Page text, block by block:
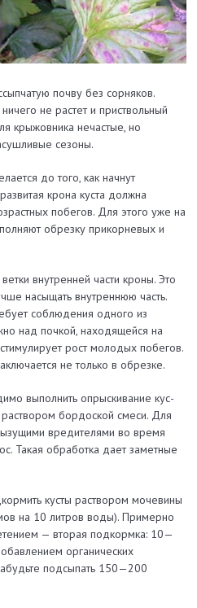
почву без сорняков.
не растет и приствольный
крыжовника нечастые, но
сезоны.
до того, как начнут
крона куста должна
побегов. Для этого уже на
обрезку прикорневых и
внутренней части кроны. Это
насыщать внутреннюю часть.
соблюдения одного из
над почкой, находящейся на
рост молодых побегов.
не только в обрезке.
выполнить опрыскивание кус­
бордоской смеси. Для
вредителями во время
Такая обработка дает заметные
кусты раствором мочевины
на 10 литров воды). Примерно
— вторая подкормка: 10—
органических
подсыпать 150—200